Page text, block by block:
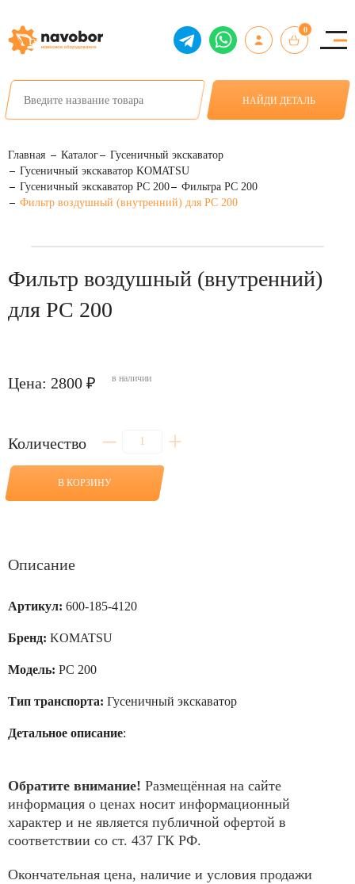
0
НАЙДИ ДЕТАЛЬ
Главная Каталог
Гусеничный экскаватор
Гусеничный экскаватор KOMATSU
Гусеничный экскаватор PC 200
Фильтра PC 200
Фильтр воздушный (внутренний) для PC 200
Фильтр воздушный (внутренний)
для PC 200
Цена: 2800 ₽ в наличии
Количество
Количество
воздушный
В КОРЗИНУ
Описание
Артикул: 600-185-4120
Бренд: KOMATSU
Модель: PC 200
Тип транспорта: Гусеничный экскаватор
Детальное описание:
Обратите внимание! Размещённая на сайте
информация о ценах носит информационный
характер и не является публичной офертой в
соответствии со ст. 437 ГК РФ.
Окончательная цена, наличие и условия продажи